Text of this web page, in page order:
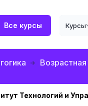
Все курсы Курсы
Технологий и